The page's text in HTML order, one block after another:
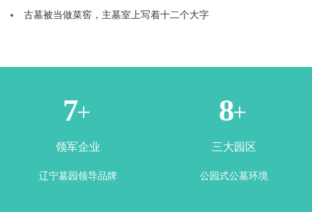
古墓被当做菜窖，主墓室上写着十二个大字
1+
领军企业
辽宁墓园领导品牌
3+
三大园区
公园式公墓环境